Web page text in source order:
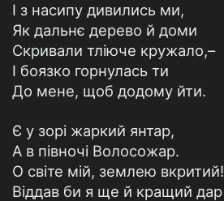
І з насипу дивились ми,
Як дальнє дерево й доми
Скривали тліюче кружало,–
І боязко горнулась ти
До мене, щоб додому йти.
Є у зорі жаркий янтар,
А в півночі Волосожар.
О світе мій, землею вкритий!
Віддав би я ще й кращий дар